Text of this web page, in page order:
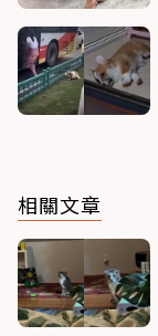
相關文章